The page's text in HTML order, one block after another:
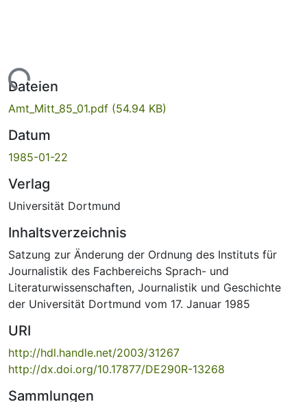
Lade...
Dateien
Amt_Mitt_85_01.pdf (54.94 KB)
Datum
1985-01-22
Verlag
Universität Dortmund
Inhaltsverzeichnis
Satzung zur Änderung der Ordnung des Instituts für
Journalistik des Fachbereichs Sprach- und
Literaturwissenschaften, Journalistik und Geschichte
der Universität Dortmund vom 17. Januar 1985
URI
http://hdl.handle.net/2003/31267
http://dx.doi.org/10.17877/DE290R-13268
Sammlungen